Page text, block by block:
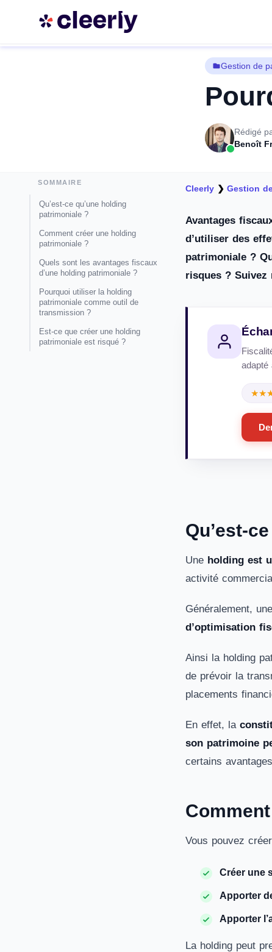
Gestion de
Rédigé
Benoît
SOMMAIRE
Qu’est-ce qu’une holding
patrimoniale ?
Comment créer une holding
patrimoniale ?
Quels sont les avantages fiscaux
d’une holding patrimoniale ?
Pourquoi utiliser la holding
patrimoniale comme outil de
transmission ?
Est-ce que créer une holding
patrimoniale est risqué ?
Cleerly ❯Gestion
Avantages
d’utiliser des
patrimoniale ?
risques ?
adapté
Qu’est-
Une holding est
activité
Généralement, une
d’optimisation
Ainsi la holding
de prévoir la
placements
En effet, la
son patrimoine
certains
Vous pouvez
Créer une
Apporter
Apporter
La holding peut